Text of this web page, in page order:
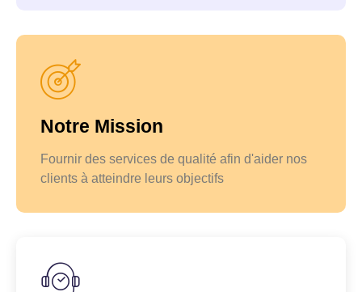
Notre Mission
Fournir des services de qualité afin d'aider nos
clients à atteindre leurs objectifs